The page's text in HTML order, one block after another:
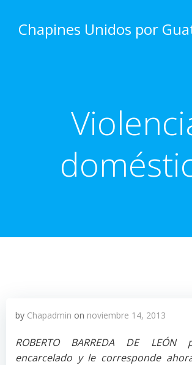
content
Chapines Unidos por
by Chapadmin on noviembre 14, 2013
ROBERTO BARREDA DE
encarcelado y le corresponde